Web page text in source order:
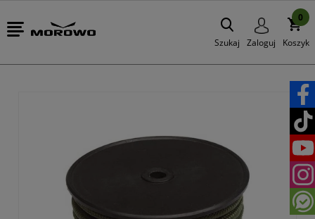
Szukaj Zaloguj Koszyk
0